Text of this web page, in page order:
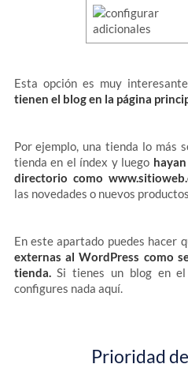
Esta opción es muy
tienen el blog en la página
Por ejemplo, una tienda lo más
tienda en el índex y luego
directorio como
las novedades o nuevos
En este apartado puedes hacer
externas al WordPress como
tienda.Si tienes un blog en el
configures nada aquí.
Prioridad